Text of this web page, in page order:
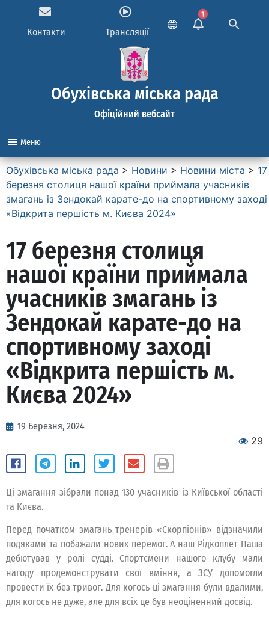
Контакти Трансляції
1
Обухівська міська рада
Офіційний вебсайт
Меню
Обухівська міська рада > Новини > Новини міста > 17
березня столиця нашої країни приймала учасників
змагань із Зендокай карате-до на спортивному заході
«Відкрита першість м. Києва 2024»
17 березня столиця
нашої країни приймала
учасників змагань із
Зендокай карате-до на
спортивному заході
«Відкрита першість м.
Києва 2024»
19 Березня, 2024
29
Ці змагання зібрали понад 130 учасників із Київської області
та Києва.
Перед початком змагань тренерів «Скорпіонів» відзначили
подяками та побажали нових перемог. А наш Рідкоплет Паша
дебютував у ролі судді. Спортсмени нашого клубу мали
нагоду продемонструвати свої вміння, а ЗСУ допомогли
провести їх без тривог. Для когось ці змагання були вдалими,
для когось не дуже, але для всіх це був неоціненний досвід.